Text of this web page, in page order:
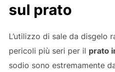
sul prato
L’utilizzo di sale da disgelo
pericoli più seri per il prato
sodio sono estremamente